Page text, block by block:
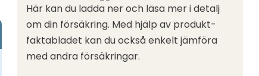
Här kan du ladda ner och läsa mer i detalj
om din försäkring. Med hjälp av produkt-
faktabladet kan du också enkelt jämföra
med andra försäkringar.